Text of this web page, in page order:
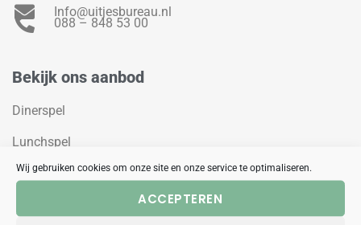
Wij gebruiken cookies om onze site en onze service te optimaliseren.
ACCEPTEREN
Info@uitjesbureau.nl
088 – 848 53 00
Bekijk ons aanbod
Dinerspel
Lunchspel
Teamuitje